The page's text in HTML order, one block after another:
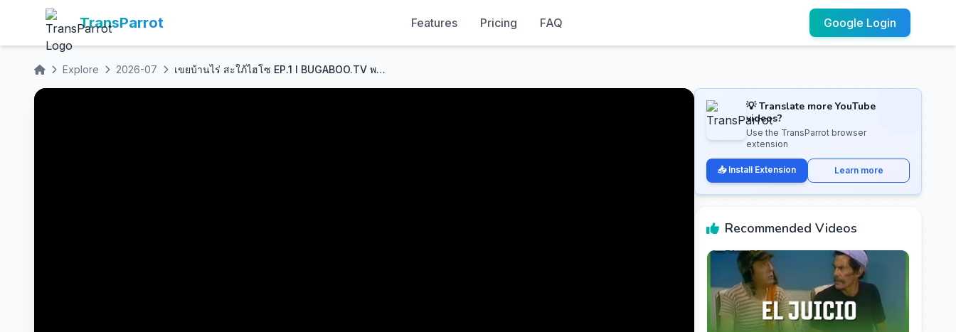
TransParrot Features Pricing FAQ Google Login
Explore 2026-07 เขยบ้านไร่ สะใภ้ไฮโซ EP.1 l BUGABOO.TV พรีเมียม
💡 Translate more YouTube
videos?
Use the TransParrot browser
extension
📥 Install Extension Learn more
Recommended Videos